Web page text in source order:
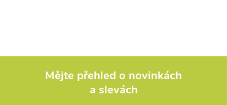
á
Mějte přehled o novinkách
a slevách